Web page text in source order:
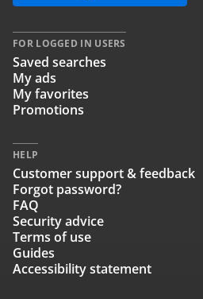
FOR LOGGED IN USERS
Saved searches
My ads
My favorites
Promotions
HELP
Customer support & feedback
Forgot password?
FAQ
Security advice
Terms of use
Guides
Accessibility statement